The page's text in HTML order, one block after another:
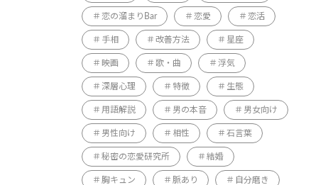
恋の溜まりBar 恋愛 恋活
手相 改善方法 星座
映画 歌・曲 浮気
深層心理 特徴 生態
用語解説 男の本音 男女向け
男性向け 相性 石言葉
秘密の恋愛研究所 結婚
胸キュン 脈あり 自分磨き